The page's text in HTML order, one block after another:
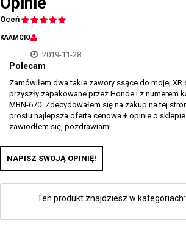
Oceń
KAAMCIO
2019-11-28
Polecam
Zamówiłem dwa takie zawory ssące do mojej XR
przyszły zapakowane przez Honde i z numerem
MBN-670. Zdecydowałem się na zakup na tej
prostu najlepsza oferta cenowa + opinie o
zawiodłem się, pozdrawiam!
NAPISZ SWOJĄ OPINIĘ!
Ten produkt znajdziesz w kategoriach: